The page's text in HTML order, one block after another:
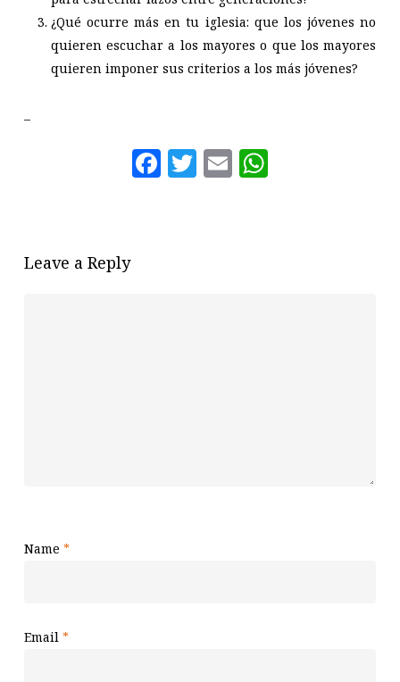
¿Qué ocurre más en tu iglesia: que los jóvenes no
quieren escuchar a los mayores o que los mayores
quieren imponer sus criterios a los más jóvenes?
–
Facebook
Twitter
Email
Leave a Reply
Name *
Email *